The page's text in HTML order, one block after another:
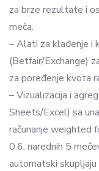
za brze rezultate i
meča.
– Alati za klađenje i
(Betfair/Exchange)
za poređenje kvota
– Vizualizacija i
Sheets/Excel) sa
računanje weighted
0.6, narednih 5
automatski